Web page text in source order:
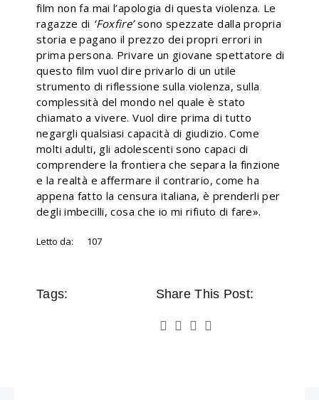
film non fa mai l’apologia di questa violenza. Le
ragazze di ‘Foxfire’sono spezzate dalla propria
storia e pagano il prezzo dei propri errori in
prima persona. Privare un giovane spettatore di
questo film vuol dire privarlo di un utile
strumento di riflessione sulla violenza, sulla
complessità del mondo nel quale è stato
chiamato a vivere. Vuol dire prima di tutto
negargli qualsiasi capacità di giudizio. Come
molti adulti, gli adolescenti sono capaci di
comprendere la frontiera che separa la finzione
e la realtà e affermare il contrario, come ha
appena fatto la censura italiana, è prenderli per
degli imbecilli, cosa che io mi rifiuto di fare».
Letto da: 107
Tags: Share This Post: